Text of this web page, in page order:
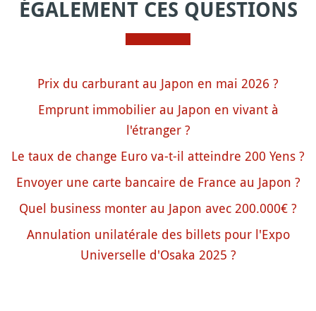
ÉGALEMENT CES QUESTIONS
Prix du carburant au Japon en mai 2026 ?
Emprunt immobilier au Japon en vivant à
l'étranger ?
Le taux de change Euro va-t-il atteindre 200 Yens ?
Envoyer une carte bancaire de France au Japon ?
Quel business monter au Japon avec 200.000€ ?
Annulation unilatérale des billets pour l'Expo
Universelle d'Osaka 2025 ?